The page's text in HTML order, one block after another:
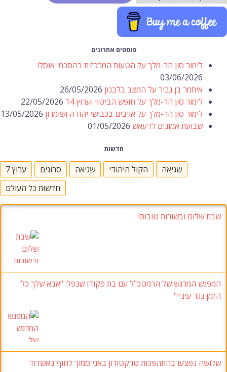
פוסטים אחרונים
לימור סון הר-מלך על הטעות המרכזית בהסכמי אוסלו
03/06/2026
איתמר בן גביר על המצב בלבנון 26/05/2026
לימור סון הר-מלך על חופש הביטוי וערוץ 14
22/05/2026
לימור סון הר-מלך על אויבים בכבישי יהודה ושומרון 13/05/2026
שבועת אמונים לדעאש 01/05/2026
חדשות
ערוץ 7 סרוגים שגיאה הקול היהודי
שגיאה
חדשות כל העולם
שבת שלום ובשורות טובות!
המפגש המרגש של הרמטכ"ל עם בת פקודו שנפל: "אבא שלך כל
הזמן נגד עיניי"
שלושה נפצעו בהתהפכות טרקטורון באגי סמוך לחוף באשדוד